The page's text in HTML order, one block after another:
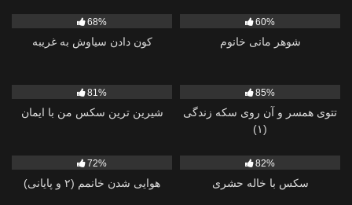
68%
کون دادن سیاوش به غریبه
60%
شوهر مانی خانوم
81%
شيرين ترين سكس من با ایمان
85%
تتوی همسر و آن روی سکه زندگی
(۱)
72%
هوایی شدن خانمم (۲ و پایانی)
82%
سکس با خاله حشری